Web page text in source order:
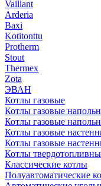
Vaillant
Arderia
Baxi
Kotitonttu
Protherm
Stout
Thermex
Zota
ЭВАН
Котлы газовые
Котлы газовые
Котлы газовые
Котлы газовые
Котлы газовые
Котлы
Классические котлы
Полуавтоматические